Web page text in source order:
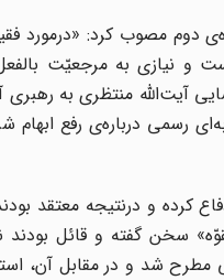
آیت‌الله منتظری به
رسمی درباره‌ی رفع
کرده و درنتیجه معتقد
سخن گفته و قائل
مطرح شد و در مقابل